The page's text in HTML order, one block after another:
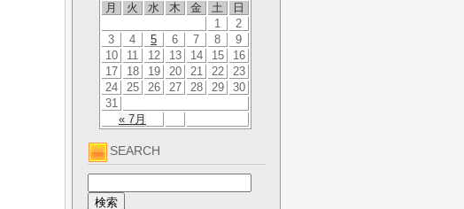
月
火 水 木 金 土 日
« 7月
1
2
3
4 5 6 7 8
9
10
11 12 13 14 15
16
17
18 19 20 21 22
23
24
25 26 27 28 29
30
31
SEARCH